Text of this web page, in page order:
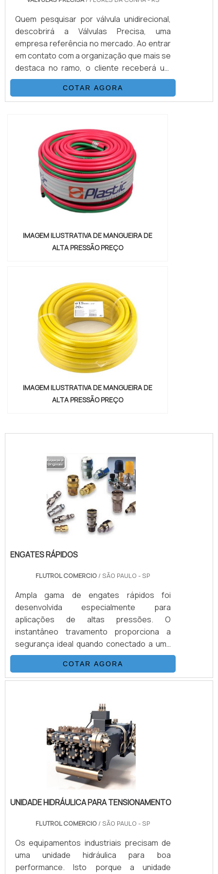
Quem pesquisar por válvula unidirecional,
descobrirá a Válvulas Precisa, uma
empresa referência no mercado. Ao entrar
em contato com a organização que mais se
destaca no ramo, o cliente receberá um
suporte completo para sanar eventuais
dúvidas sobre o produto a ser
adquirido.Quando o interesse é por válvula
profissionais da Válvulas Precisa o cliente
encontrará excelente custo-benefício e
diversas opções d...
COTAR AGORA
IMAGEM ILUSTRATIVA DE MANGUEIRA DE
ALTA PRESSÃO PREÇO
IMAGEM ILUSTRATIVA DE MANGUEIRA DE
ALTA PRESSÃO PREÇO
ENGATES RÁPIDOS
FLUTROL COMERCIO / SÃO PAULO - SP
Ampla gama de engates rápidos foi
desenvolvida especialmente para
aplicações de altas pressões. O
instantâneo travamento proporciona a
segurança ideal quando conectado a uma
bomba com força hidráulica, bate-estacas,
equipamentos de resgate, ferramentas de
torque, tensionadores, sistemas de
Engates rápidos para água o material mais
correto certamente é o aço inoxidável, por
sua baixa contaminação com a água, sendo
atóxicoINFORMAÇÕES QUE PRECISAM SER
COTAR AGORA
UNIDADE HIDRÁULICA PARA TENSIONAMENTO
FLUTROL COMERCIO / SÃO PAULO - SP
Os equipamentos industriais precisam de
uma unidade hidráulica para boa
performance. Isto porque a unidade